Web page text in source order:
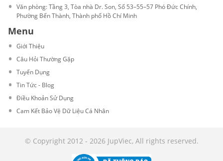
Văn phòng: Tầng 3, Tòa nhà Dr. Son, Số 53–55–57 Phó Đức Chính,
Phường Bến Thành, Thành phố Hồ Chí Minh
Menu
Giới Thiệu
Câu Hỏi Thường Gặp
Tuyển Dụng
Tin Tức - Blog
Điều Khoản Sử Dụng
Cam Kết Bảo Vệ Dữ Liệu Cá Nhân
© Copyright 2012 - 2026 JupViec, All rights reserved.